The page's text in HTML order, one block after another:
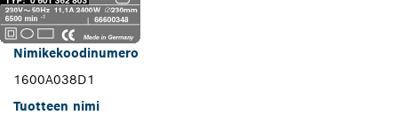
Nimikekoodinumero
1600A038D1
Tuotteen nimi